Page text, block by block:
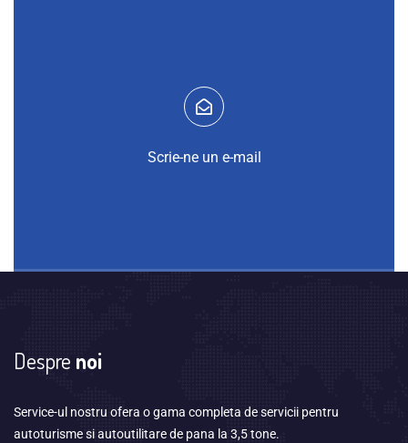
Scrie-ne un e-mail
Despre noi
Service-ul nostru ofera o gama completa de servicii pentru
autoturisme si autoutilitare de pana la 3,5 tone.